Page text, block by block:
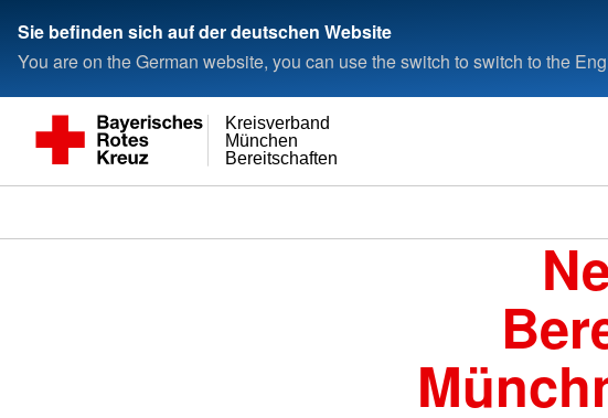
Sie befinden sich auf der deutschen Website
You are on the German website, you can use the switch to switch to the
Bereitschaften
München
Kreisverband